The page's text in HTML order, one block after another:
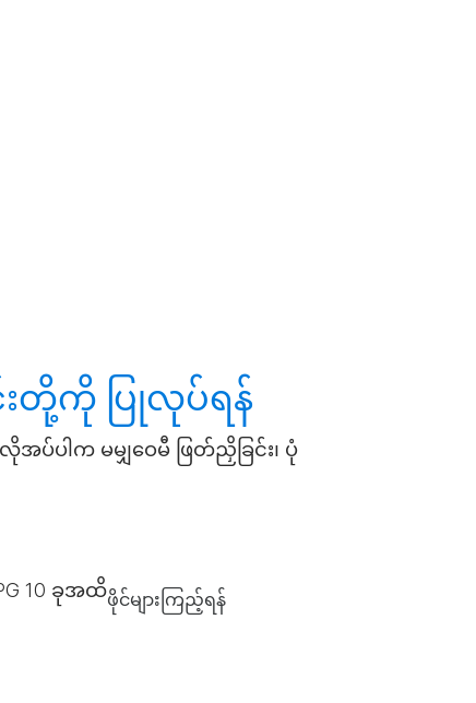
းတို့ကို ပြုလုပ်ရန်
ပ်ပါက မမျှဝေမီ ဖြတ်ညှိခြင်း၊ ပုံ
10 ခုအထိဖိုင်များကြည့်ရန်